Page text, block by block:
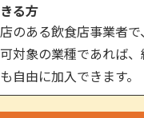
る方
のある飲食店事業者
対象の業種であれば
自由に加入できます。